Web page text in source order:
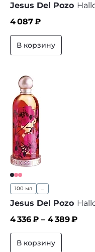
Jesus Del Pozo
4 087₽
В корзину
100 мл ...
Jesus Del Pozo
4 336₽ – 4 389₽
В корзину